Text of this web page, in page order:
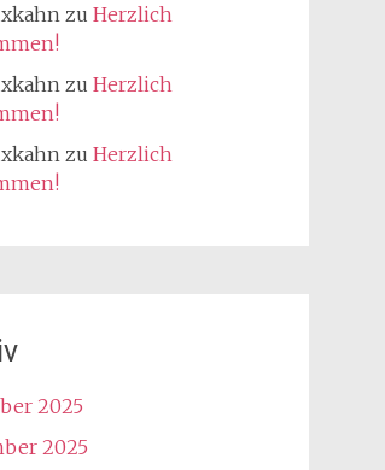
zu Herzlich
zu Herzlich
zu Herzlich
2025
2025